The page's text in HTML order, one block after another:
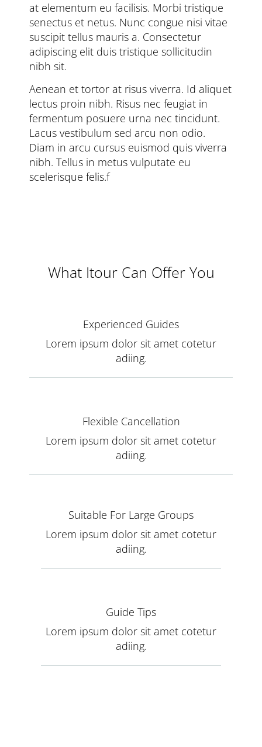
at elementum eu facilisis. Morbi tristique
senectus et netus. Nunc congue nisi vitae
suscipit tellus mauris a. Consectetur
adipiscing elit duis tristique sollicitudin
nibh sit.
Aenean et tortor at risus viverra. Id aliquet
lectus proin nibh. Risus nec feugiat in
fermentum posuere urna nec tincidunt.
Lacus vestibulum sed arcu non odio.
Diam in arcu cursus euismod quis viverra
nibh. Tellus in metus vulputate eu
scelerisque felis.f
What Itour Can Offer You
Experienced Guides
Lorem ipsum dolor sit amet cotetur
adiing.
Flexible Cancellation
Lorem ipsum dolor sit amet cotetur
adiing.
Suitable For Large Groups
Lorem ipsum dolor sit amet cotetur
adiing.
Guide Tips
Lorem ipsum dolor sit amet cotetur
adiing.